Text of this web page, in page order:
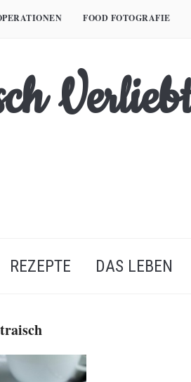
FOOD FOTOGRAFIE
REZEPTE DAS LEBEN